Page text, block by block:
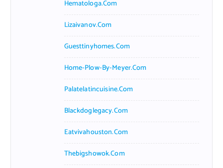
Hematologa.com
Lizaivanov.com
Guesttinyhomes.com
Home-Plow-By-Meyer.com
Palatelatincuisine.com
Blackdoglegacy.com
Eatvivahouston.com
Thebigshowok.com